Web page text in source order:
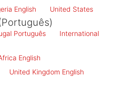
English
United States
Português
International
English
United Kingdom English